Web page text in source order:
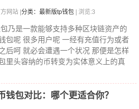
网站 | 分类：最新版tp钱包 | 浏览:3
乃是一款能够支持多种区块链资产的
包呢 很多用户呢 一经有充值行为或者
后呵 就必会遭遇一个状况 那便是怎样
里头容纳的币转变为实体意义上的真
包对比：哪个更适合你？